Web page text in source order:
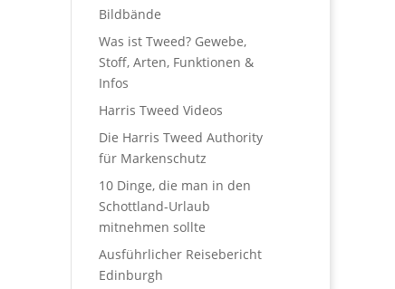
Bildbände
Was ist Tweed? Gewebe,
Stoff, Arten, Funktionen &
Infos
Harris Tweed Videos
Die Harris Tweed Authority
für Markenschutz
10 Dinge, die man in den
Schottland-Urlaub
mitnehmen sollte
Ausführlicher Reisebericht
Edinburgh